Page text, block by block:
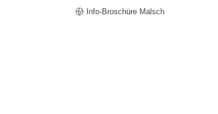
Info-Broschüre Malsch